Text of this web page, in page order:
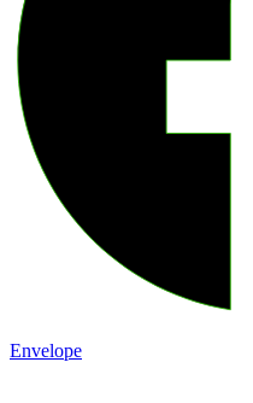
Envelope